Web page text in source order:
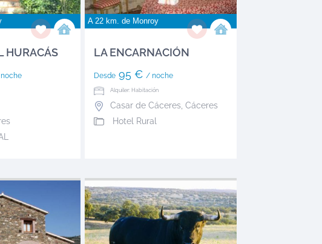
HURACÁS
A 22 km. de Monroy
LA ENCARNACIÓN
Desde95 € / noche
Alquiler: Habitación
Casar de Cáceres, Cáceres
Hotel Rural